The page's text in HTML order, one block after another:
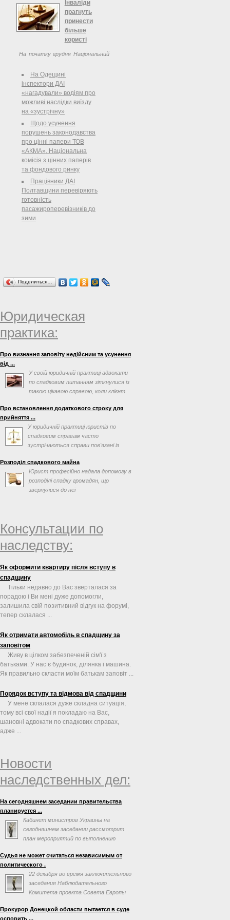
Повноважним послом Японії в
Україні Тоічі ...
Інваліди
прагнуть
принести
більше
користі
На початку грудня Національний
співробітництва Український дім
традиційно заповнюють люди з
обмеженими можливостями та
учасники всеукраїнської виставки,
присвяченої ...
На Одещині
інспектори ДАІ
«нагадували» водіям про
можливі наслідки виїзду
на «зустрічну»
Щодо усунення
порушень законодавства
про цінні папери ТОВ
«АКМА», Національна
комісія з цінних паперів
та фондового ринку
Працівники ДАІ
Полтавщини перевіряють
готовність
пасажироперевізників до
зими
Поделиться…
Юридическая
практика:
Про визнання заповіту недійсним та усунення
від ...
У своїй юридичній практиці адвокати
по спадковим питанням зіткнулися із
такою цікавою справою, коли клієнт
Про встановлення додаткового строку для
прийняття ...
У юридичній практиці юристів по
спадковим справам часто
зустрічаються справи пов'язані із
спадкоємці ...
Розподіл спадкового майна
Юрист професійно надала допомогу в
розподілі спадку громадян, що
звернулися до неї
Консультации по
наследству:
Як оформити квартиру після вступу в
спадщину
Тільки недавно до Вас зверталася за
порадою і Ви мені дуже допомогли,
залишила свій позитивний відгук на форумі,
тепер склалася ...
Як отримати автомобіль в спадщину за
заповітом
Живу в цілком забезпеченій сім'ї з
батьками. У нас є будинок, ділянка і машина.
Як правильно скласти моїм батькам заповіт ...
Порядок вступу та відмова від спадщини
У мене склалася дуже складна ситуація,
тому всі свої надії я покладаю на Вас,
шановні адвокати по спадкових справах,
адже ...
Новости
наследственных дел:
На сегодняшнем заседании правительства
планируется ...
Кабинет министров Украины на
сегодняшнем заседании рассмотрит
план мероприятий по выполнению
Евросоюзом. Об этом говорится в повестке дня
заседания на сайте правительства.
Судья не может считаться независимым от
политического .
22 декабря во время заключительного
заседания Наблюдательного
Комитета проекта Совета Европы
эффективности и профессионализма судебной
Прокурор Донецкой области пытается в суде
оспорить ...